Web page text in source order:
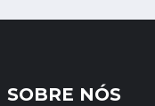
SOBRE NÓS